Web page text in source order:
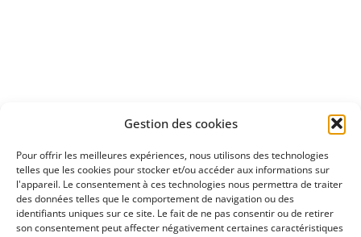
Gestion des cookies
Pour offrir les meilleures expériences, nous utilisons des technologies
telles que les cookies pour stocker et/ou accéder aux informations sur
l'appareil. Le consentement à ces technologies nous permettra de traiter
des données telles que le comportement de navigation ou des
identifiants uniques sur ce site. Le fait de ne pas consentir ou de retirer
son consentement peut affecter négativement certaines caractéristiques
Découvrez